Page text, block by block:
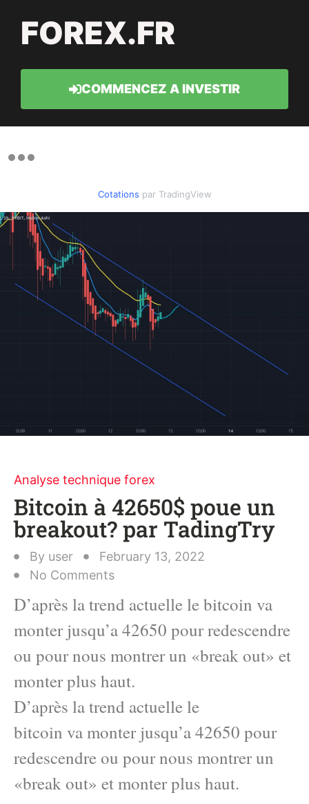
FOREX.FR
COMMENCEZ A INVESTIR
Cotations par TradingView
Analyse technique forex
Bitcoin à 42650$ poue un
breakout? par TadingTry
By user
February 13, 2022
No Comments
D’après la trend actuelle le bitcoin va
monter jusqu’a 42650 pour redescendre
ou pour nous montrer un «break out» et
monter plus haut.
D’après la trend actuelle le
bitcoin va monter jusqu’a 42650 pour
redescendre ou pour nous montrer un
«break out» et monter plus haut.